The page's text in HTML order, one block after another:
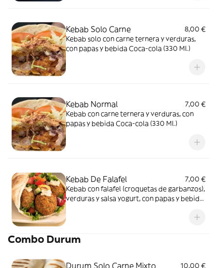
Kebab Solo Carne
8,00 €
Kebab solo con carne ternera y verduras,
con papas y bebida Coca-cola (330 Ml.)
Kebab Normal
7,00 €
Kebab con carne ternera y verduras, con
papas y bebida Coca-cola (330 Ml.)
Kebab De Falafel
7,00 €
Kebab con falafel (croquetas de garbanzos),
verduras y salsa yogurt, con papas y bebida
Combo Durum
Durum Solo Carne Mixto 10,00 €